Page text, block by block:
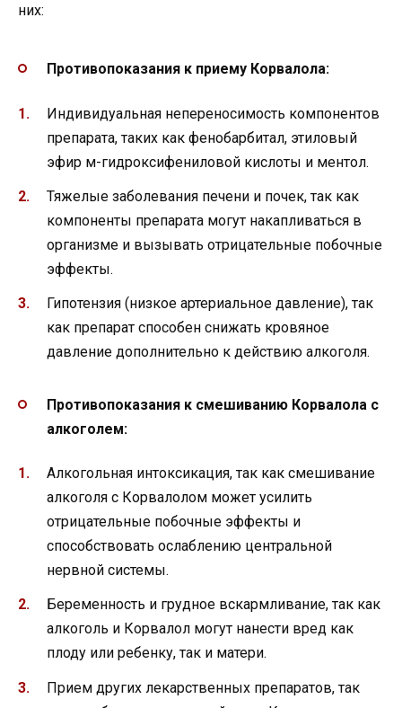
них:
Противопоказания к приему Корвалола:
Индивидуальная непереносимость компонентов
препарата, таких как фенобарбитал, этиловый
эфир м-гидроксифениловой кислоты и ментол.
Тяжелые заболевания печени и почек, так как
компоненты препарата могут накапливаться в
организме и вызывать отрицательные побочные
эффекты.
Гипотензия (низкое артериальное давление), так
как препарат способен снижать кровяное
давление дополнительно к действию алкоголя.
Противопоказания к смешиванию Корвалола с
алкоголем:
Алкогольная интоксикация, так как смешивание
алкоголя с Корвалолом может усилить
отрицательные побочные эффекты и
способствовать ослаблению центральной
нервной системы.
Беременность и грудное вскармливание, так как
алкоголь и Корвалол могут нанести вред как
плоду или ребенку, так и матери.
Прием других лекарственных препаратов, так